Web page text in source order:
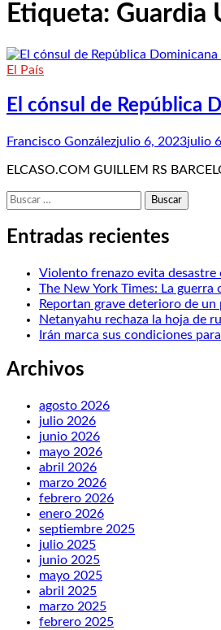
Etiqueta: Guardia
El País
El cónsul de República
Francisco Gonzálezjulio 6, 2023julio
ELCASO.COM GUILLEM RS
Buscar:
Entradas recientes
Violento frenazo evita
The New York Times: La
Reportan grave deterioro de
Netanyahu rechaza la hoja de
Irán marca sus condiciones
Archivos
agosto 2026
julio 2026
junio 2026
mayo 2026
abril 2026
marzo 2026
febrero 2026
enero 2026
septiembre 2025
julio 2025
junio 2025
mayo 2025
abril 2025
marzo 2025
febrero 2025